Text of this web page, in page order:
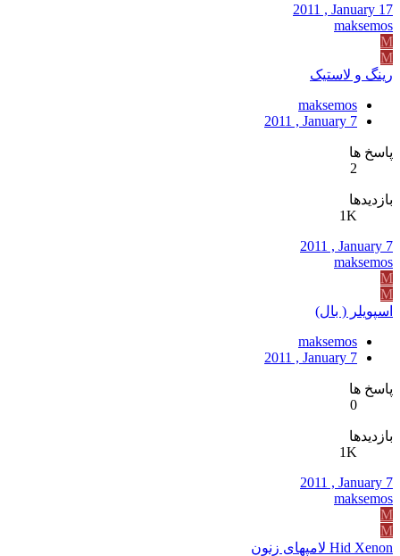
2011 , January 17
maksemos
M
M
رينگ و لاستيک
maksemos
2011 , January 7
پاسخ ها
2
بازدیدها
1K
2011 , January 7
maksemos
M
M
اسپويلر ( بال)
maksemos
2011 , January 7
پاسخ ها
0
بازدیدها
1K
2011 , January 7
maksemos
M
M
Hid Xenon لامپهای زنون